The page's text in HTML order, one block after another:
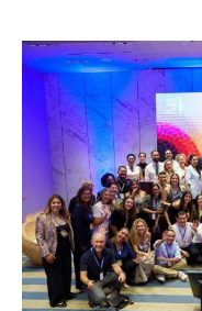
entrada